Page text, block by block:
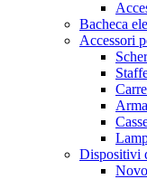
Bacheca
Accessori
Dispositivi